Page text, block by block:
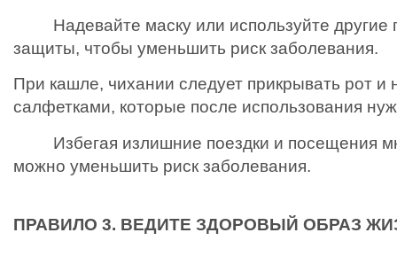
Надевайте маску или используйте другие
защиты, чтобы уменьшить риск заболевания.
При кашле, чихании следует прикрывать рот и
салфетками, которые после использования
Избегая излишние поездки и посещения
можно уменьшить риск заболевания.
ПРАВИЛО 3. ВЕДИТЕ ЗДОРОВЫЙ ОБРАЗ